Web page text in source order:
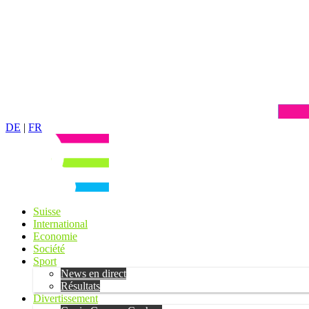
DE | FR
Suisse
International
Economie
Société
Sport
News en direct
Résultats
Divertissement